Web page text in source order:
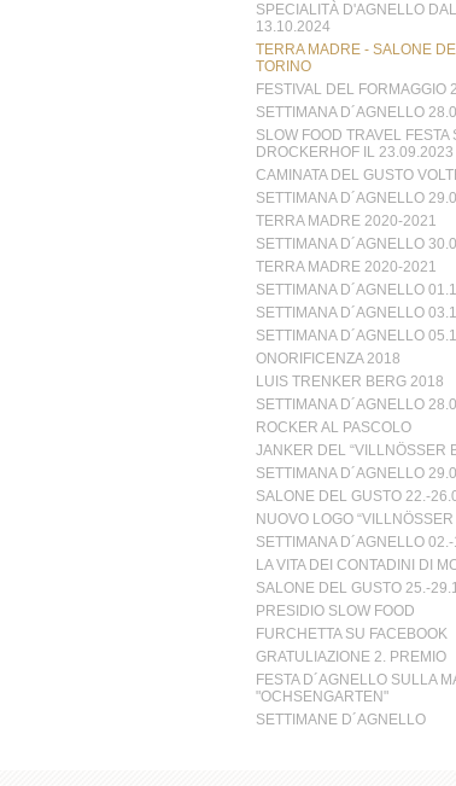
SPECIALITÀ D'AGNELLO
13.10.2024
TERRA MADRE - SALONE
TORINO
FESTIVAL DEL FORMAGGIO
SETTIMANA D´AGNELLO
SLOW FOOD TRAVEL FESTA
DROCKERHOF IL 23.09.2023
CAMINATA DEL GUSTO
SETTIMANA D´AGNELLO
TERRA MADRE 2020-2021
SETTIMANA D´AGNELLO
TERRA MADRE 2020-2021
SETTIMANA D´AGNELLO
SETTIMANA D´AGNELLO
SETTIMANA D´AGNELLO
ONORIFICENZA 2018
LUIS TRENKER BERG 2018
SETTIMANA D´AGNELLO
ROCKER AL PASCOLO
JANKER DEL “VILLNÖSSER
SETTIMANA D´AGNELLO
SALONE DEL GUSTO 22.-
NUOVO LOGO
SETTIMANA D´AGNELLO
LA VITA DEI CONTADINI DI
SALONE DEL GUSTO 25.-
PRESIDIO SLOW FOOD
FURCHETTA SU FACEBOOK
GRATULIAZIONE 2. PREMIO
FESTA D´AGNELLO SULLA
"OCHSENGARTEN"
SETTIMANE D´AGNELLO